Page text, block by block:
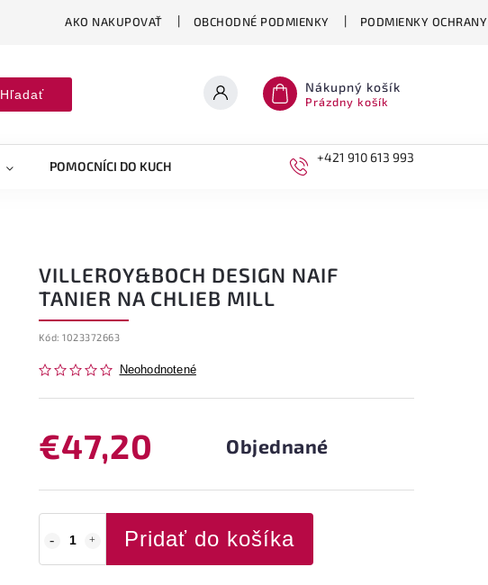
AKO NAKUPOVAŤ OBCHODNÉ PODMIENKY PODMIENKY
Hľadať Nákupný košík
Prázdny košík
POMOCNÍCI DO KUCHYNE
+421 910 613 993
VILLEROY&BOCH DESIGN NAIF
TANIER NA CHLIEB MILL
Kód: 1023372663
Neohodnotené
€47,20 Objednané
Pridať do košíka